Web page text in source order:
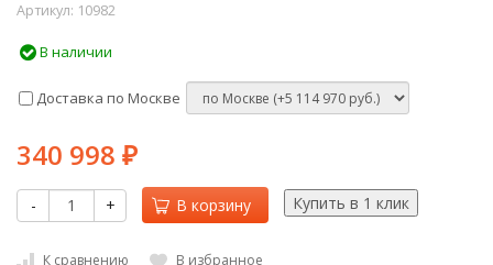
Артикул: 10982
В наличии
Доставка по Москве
340 998 ₽
- + В корзину
К сравнению В избранное